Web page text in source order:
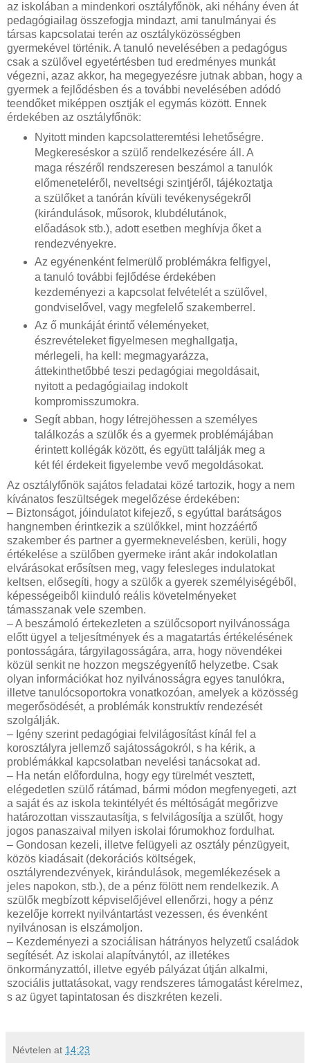
az iskolában a mindenkori osztályfőnök, aki néhány éven át
pedagógiailag összefogja mindazt, ami tanulmányai és
társas kapcsolatai terén az osztályközösségben
gyermekével történik. A tanuló nevelésében a pedagógus
csak a szülővel egyetértésben tud eredményes munkát
végezni, azaz akkor, ha megegyezésre jutnak abban, hogy a
gyermek a fejlődésben és a további nevelésében adódó
teendőket miképpen osztják el egymás között. Ennek
érdekében az osztályfőnök:
Nyitott minden kapcsolatteremtési lehetőségre.
Megkereséskor a szülő rendelkezésére áll. A
maga részéről rendszeresen beszámol a tanulók
előmeneteléről, neveltségi szintjéről, tájékoztatja
a szülőket a tanórán kívüli tevékenységekről
(kirándulások, műsorok, klubdélutánok,
előadások stb.), adott esetben meghívja őket a
rendezvényekre.
Az egyénenként felmerülő problémákra felfigyel,
a tanuló további fejlődése érdekében
kezdeményezi a kapcsolat felvételét a szülővel,
gondviselővel, vagy megfelelő szakemberrel.
Az ő munkáját érintő véleményeket,
észrevételeket figyelmesen meghallgatja,
mérlegeli, ha kell: megmagyarázza,
áttekinthetőbbé teszi pedagógiai megoldásait,
nyitott a pedagógiailag indokolt
kompromisszumokra.
Segít abban, hogy létrejöhessen a személyes
találkozás a szülők és a gyermek problémájában
érintett kollégák között, és együtt találják meg a
két fél érdekeit figyelembe vevő megoldásokat.
Az osztályfőnök sajátos feladatai közé tartozik, hogy a nem
kívánatos feszültségek megelőzése érdekében:
– Biztonságot, jóindulatot kifejező, s egyúttal barátságos
hangnemben érintkezik a szülőkkel, mint hozzáértő
szakember és partner a gyermeknevelésben, kerüli, hogy
értékelése a szülőben gyermeke iránt akár indokolatlan
elvárásokat erősítsen meg, vagy felesleges indulatokat
keltsen, elősegíti, hogy a szülők a gyerek személyiségéből,
képességeiből kiinduló reális követelményeket
támasszanak vele szemben.
– A beszámoló értekezleten a szülőcsoport nyilvánossága
előtt ügyel a teljesítmények és a magatartás értékelésének
pontosságára, tárgyilagosságára, arra, hogy növendékei
közül senkit ne hozzon megszégyenítő helyzetbe. Csak
olyan információkat hoz nyilvánosságra egyes tanulókra,
illetve tanulócsoportokra vonatkozóan, amelyek a közösség
megerősödését, a problémák konstruktív rendezését
szolgálják.
– Igény szerint pedagógiai felvilágosítást kínál fel a
korosztályra jellemző sajátosságokról, s ha kérik, a
problémákkal kapcsolatban nevelési tanácsokat ad.
– Ha netán előfordulna, hogy egy türelmét vesztett,
elégedetlen szülő rátámad, bármi módon megfenyegeti, azt
a saját és az iskola tekintélyét és méltóságát megőrizve
határozottan visszautasítja, s felvilágosítja a szülőt, hogy
jogos panaszaival milyen iskolai fórumokhoz fordulhat.
– Gondosan kezeli, illetve felügyeli az osztály pénzügyeit,
közös kiadásait (dekorációs költségek,
osztályrendezvények, kirándulások, megemlékezések a
jeles napokon, stb.), de a pénz fölött nem rendelkezik. A
szülők megbízott képviselőjével ellenőrzi, hogy a pénz
kezelője korrekt nyilvántartást vezessen, és évenként
nyilvánosan is elszámoljon.
– Kezdeményezi a szociálisan hátrányos helyzetű családok
segítését. Az iskolai alapítványtól, az illetékes
önkormányzattól, illetve egyéb pályázat útján alkalmi,
szociális juttatásokat, vagy rendszeres támogatást kérelmez,
s az ügyet tapintatosan és diszkréten kezeli.
Névtelen at 14:23